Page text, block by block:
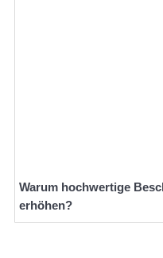
Warum hochwertige
erhöhen?